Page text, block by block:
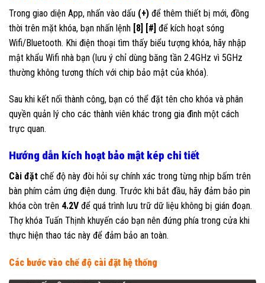
Trong giao diện App, nhấn vào dấu (+) để thêm thiết bị mới, đồng
thời trên mặt khóa, bạn nhấn lệnh [8] [#] để kích hoạt sóng
Wifi/Bluetooth. Khi điện thoại tìm thấy biểu tượng khóa, hãy nhập
mật khẩu Wifi nhà bạn (lưu ý chỉ dùng băng tần 2.4GHz vì 5GHz
thường không tương thích với chip bảo mật của khóa).
Sau khi kết nối thành công, bạn có thể đặt tên cho khóa và phân
quyền quản lý cho các thành viên khác trong gia đình một cách
trực quan.
Hướng dẫn kích hoạt bảo mật kép chi tiết
Cài đặt chế độ này đòi hỏi sự chính xác trong từng nhịp bấm trên
bàn phím cảm ứng điện dung. Trước khi bắt đầu, hãy đảm bảo pin
khóa còn trên 4.2V để quá trình lưu trữ dữ liệu không bị gián đoạn.
Thợ khóa Tuấn Thịnh khuyến cáo bạn nên đứng phía trong cửa khi
thực hiện thao tác này để đảm bảo an toàn.
Các bước vào chế độ cài đặt hệ thống